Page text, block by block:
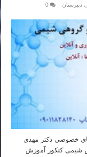
دبیرستان
0
خصوصی دکتر مهدی
شیمی کنکور آموزش